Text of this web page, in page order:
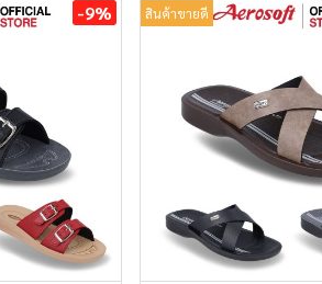
-9% สินค้าขายดี